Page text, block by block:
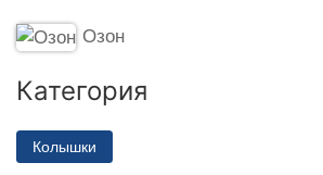
Озон
Категория
Колышки